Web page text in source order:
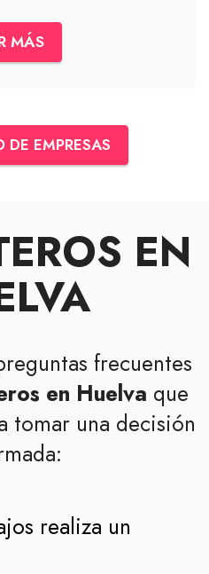
MÁS
DE EMPRESAS
EN
frecuentes
en Huelva que
tomar una decisión
realiza un